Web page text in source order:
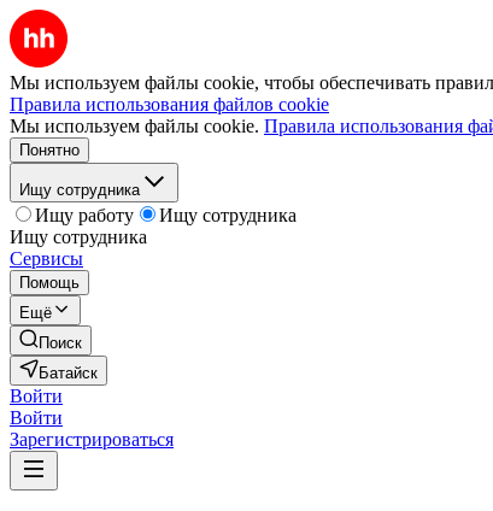
Мы используем файлы cookie, чтобы обеспечивать
Правила использования файлов cookie
Мы используем файлы cookie. Правила использования
Понятно
Ищу сотрудника
Ищу работу
Ищу сотрудника
Ищу сотрудника
Сервисы
Помощь
Ещё
Поиск
Батайск
Войти
Войти
Зарегистрироваться